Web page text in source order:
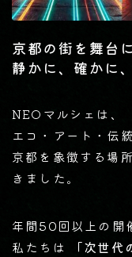
京都の街を舞台に
静かに、確かに
NEOマルシェは、
エコ・アート・伝
京都を象徴する場
きました。
年間50回以上の開
私たちは
「次世